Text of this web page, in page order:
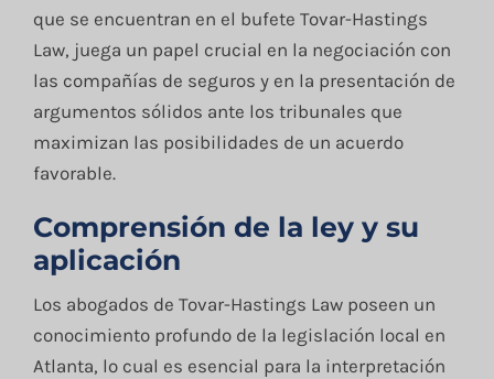
que se encuentran en el bufete Tovar-Hastings
Law, juega un papel crucial en la negociación con
las compañías de seguros y en la presentación de
argumentos sólidos ante los tribunales que
maximizan las posibilidades de un acuerdo
favorable.
Comprensión de la ley y su
aplicación
Los abogados de Tovar-Hastings Law poseen un
conocimiento profundo de la legislación local en
Atlanta, lo cual es esencial para la interpretación